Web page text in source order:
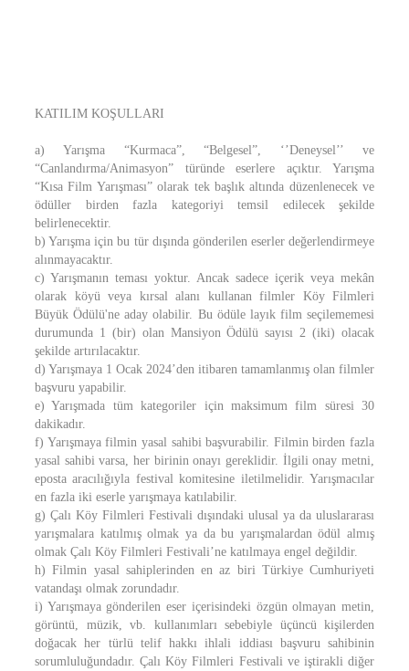
KATILIM KOŞULLARI
a) Yarışma “Kurmaca”, “Belgesel”, ‘’Deneysel’’ ve
“Canlandırma/Animasyon” türünde eserlere açıktır. Yarışma
“Kısa Film Yarışması” olarak tek başlık altında düzenlenecek ve
ödüller birden fazla kategoriyi temsil edilecek şekilde
belirlenecektir.
b) Yarışma için bu tür dışında gönderilen eserler değerlendirmeye
alınmayacaktır.
c) Yarışmanın teması yoktur. Ancak sadece içerik veya mekân
olarak köyü veya kırsal alanı kullanan filmler Köy Filmleri
Büyük Ödülü'ne aday olabilir. Bu ödüle layık film seçilememesi
durumunda 1 (bir) olan Mansiyon Ödülü sayısı 2 (iki) olacak
şekilde artırılacaktır.
d) Yarışmaya 1 Ocak 2024’den itibaren tamamlanmış olan filmler
başvuru yapabilir.
e) Yarışmada tüm kategoriler için maksimum film süresi 30
dakikadır.
f) Yarışmaya filmin yasal sahibi başvurabilir. Filmin birden fazla
yasal sahibi varsa, her birinin onayı gereklidir. İlgili onay metni,
eposta aracılığıyla festival komitesine iletilmelidir. Yarışmacılar
en fazla iki eserle yarışmaya katılabilir.
g) Çalı Köy Filmleri Festivali dışındaki ulusal ya da uluslararası
yarışmalara katılmış olmak ya da bu yarışmalardan ödül almış
olmak Çalı Köy Filmleri Festivali’ne katılmaya engel değildir.
h) Filmin yasal sahiplerinden en az biri Türkiye Cumhuriyeti
vatandaşı olmak zorundadır.
i) Yarışmaya gönderilen eser içerisindeki özgün olmayan metin,
görüntü, müzik, vb. kullanımları sebebiyle üçüncü kişilerden
doğacak her türlü telif hakkı ihlali iddiası başvuru sahibinin
sorumluluğundadır. Çalı Köy Filmleri Festivali ve iştirakli diğer